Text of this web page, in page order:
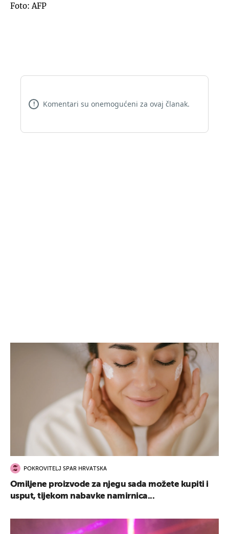
Foto: AFP
! Komentari su onemogućeni za ovaj članak.
POKROVITELJ SPAR HRVATSKA
Omiljene proizvode za njegu sada možete kupiti i
usput, tijekom nabavke namirnica...